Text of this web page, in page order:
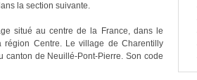
la section suivante.
situé au centre de la France, dans le
Centre. Le village de Charentilly
canton de Neuillé-Pont-Pierre. Son code